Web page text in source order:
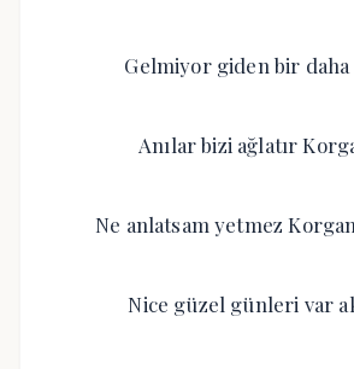
Gelmiyor giden bir
Anılar bizi ağlatır
Ne anlatsam yetmez
Nice güzel günleri var